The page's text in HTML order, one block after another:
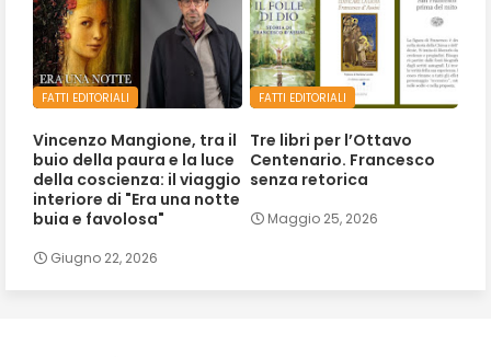
FATTI EDITORIALI
Vincenzo Mangione, tra il
buio della paura e la luce
della coscienza: il viaggio
interiore di "Era una notte
buia e favolosa"
Giugno 22, 2026
FATTI EDITORIALI
Tre libri per l’Ottavo
Centenario. Francesco
senza retorica
Maggio 25, 2026